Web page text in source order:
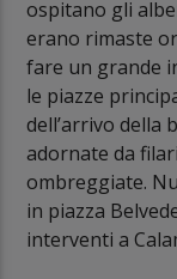
ospitano gli
erano rimaste
fare un grande
le piazze
dell’arrivo della
adornate da
ombreggiate.
in piazza
interventi a